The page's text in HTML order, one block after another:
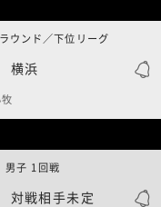
横浜
ンド／下位リーグ
対戦相手未定
子 1回戦